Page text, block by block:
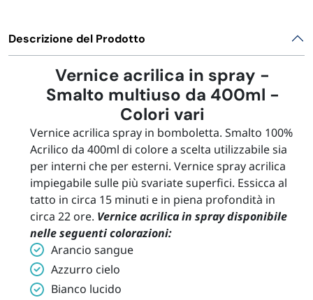
Descrizione del Prodotto
Vernice acrilica in spray -
Smalto multiuso da 400ml -
Colori vari
Vernice acrilica spray in bomboletta. Smalto 100%
Acrilico da 400ml di colore a scelta utilizzabile sia
per interni che per esterni. Vernice spray acrilica
impiegabile sulle più svariate superfici. Essicca al
tatto in circa 15 minuti e in piena profondità in
circa 22 ore. Vernice acrilica in spray disponibile
nelle seguenti colorazioni:
Arancio sangue
Azzurro cielo
Bianco lucido